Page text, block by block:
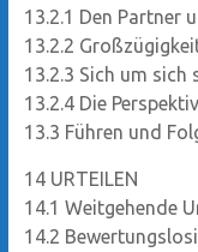
13.2.1 Den Partner
13.2.2
13.2.3 Sich um sich
13.2.4 Die
13.3 Führen und
14 URTEILEN
14.1 Weitgehende
14.2